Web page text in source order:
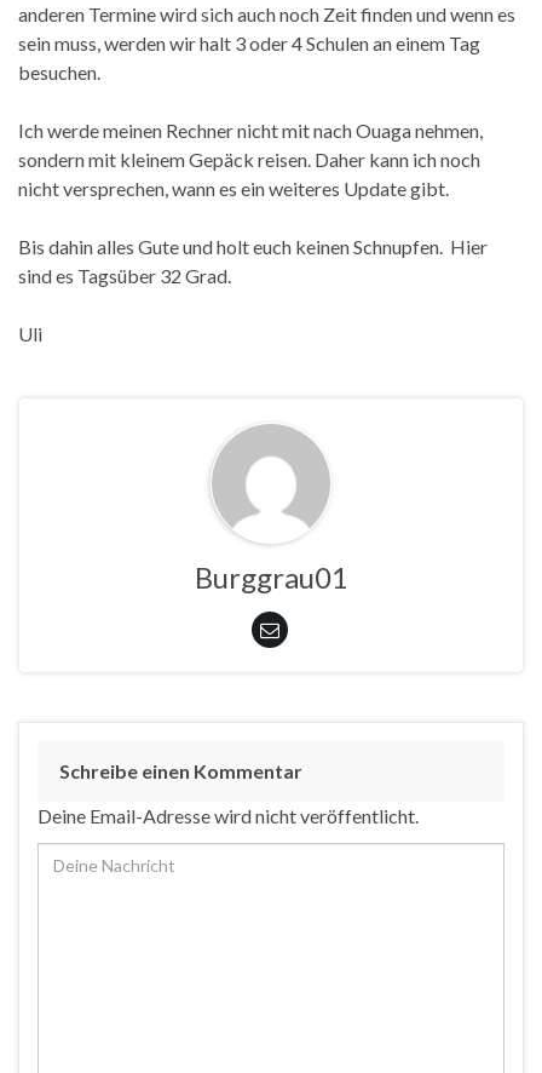
anderen Termine wird sich auch noch Zeit finden und wenn es
sein muss, werden wir halt 3 oder 4 Schulen an einem Tag
besuchen.
Ich werde meinen Rechner nicht mit nach Ouaga nehmen,
sondern mit kleinem Gepäck reisen. Daher kann ich noch
nicht versprechen, wann es ein weiteres Update gibt.
Bis dahin alles Gute und holt euch keinen Schnupfen. Hier
sind es Tagsüber 32 Grad.
Uli
Burggrau01
Schreibe einen Kommentar
Deine Email-Adresse wird nicht veröffentlicht.